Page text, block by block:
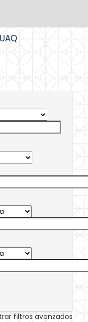
filtros avanzados